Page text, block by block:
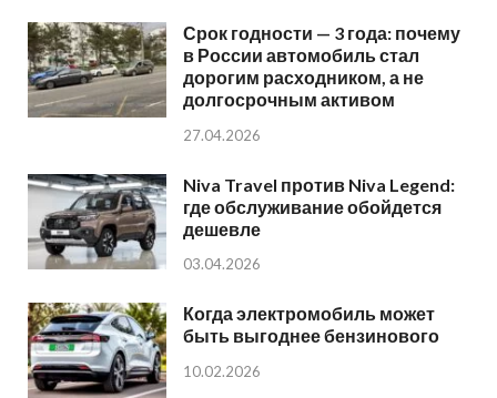
Срок годности — 3 года: почему
в России автомобиль стал
дорогим расходником, а не
долгосрочным активом
27.04.2026
Niva Travel против Niva Legend:
где обслуживание обойдется
дешевле
03.04.2026
Когда электромобиль может
быть выгоднее бензинового
10.02.2026